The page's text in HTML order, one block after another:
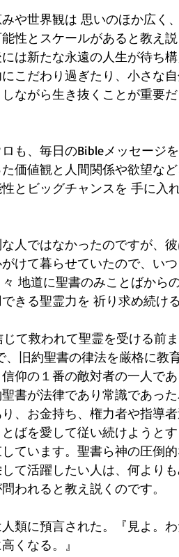
や世界観は 思いのほか広く
性とスケールがあると教え
は新たな永遠の人生が待ち構
こだわり過ぎたり、小さな
ながら生き抜くことが重要
も、毎日のBibleメッセージ
価値観と人間関係や欲望な
とビッグチャンスを 手に入
人ではなかったのですが、
けて暮らせていたので、い
地道に聖書のみことばから
きる聖霊力を 祈り求め続け
じて救われて聖霊を受ける前
、旧約聖書の律法を厳格に教
仰の１番の敵対者の一人であ
書が法律であり常識であっ
、お金持ち、権力者や指導者
ばを愛して従い続けようと
ています。聖書ら神の圧倒
て活躍したい人は、何より
われると教え説くのです。
類に預言された。『見よ。
くなる。』